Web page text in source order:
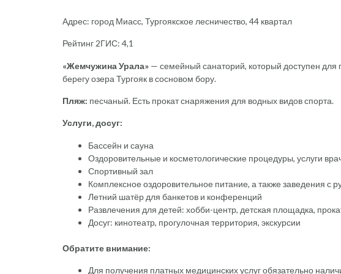
Адрес: город Миасс, Тургоякское лесничество, 44 квартал
Рейтинг 2ГИС: 4,1
«Жемчужина Урала» — семейный санаторий, который доступен для
берегу озера Тургояк в сосновом бору.
Пляж: песчаный. Есть прокат снаряжения для водных видов спорта.
Услуги, досуг:
Бассейн и сауна
Оздоровительные и косметологические процедуры, услуги
Спортивный зал
Комплексное оздоровительное питание, а также заведения с
Летний шатёр для банкетов и конференций
Развлечения для детей: хобби-центр, детская площадка,
Досуг: кинотеатр, прогулочная территория, экскурсии
Обратите внимание:
Для получения платных медицинских услуг обязательно